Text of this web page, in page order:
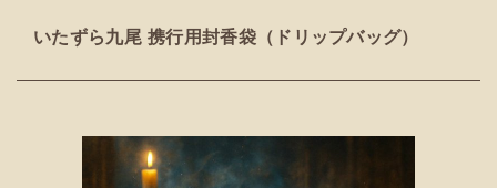
いたずら九尾 携行用封香袋（ドリップバッグ）